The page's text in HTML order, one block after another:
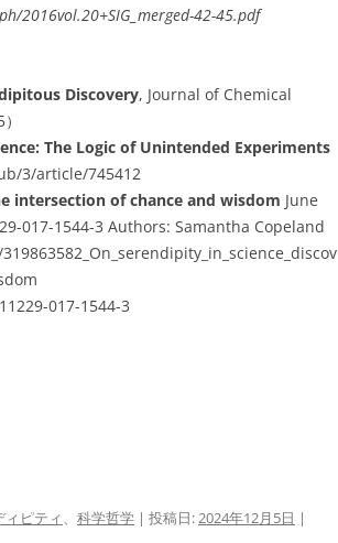
2016vol.20+SIG_merged-42-45.pdf
Discovery, Journal of Chemical
The Logic of Unintended Experiments
3/article/745412
intersection of chance and wisdom June
017-1544-3 Authors: Samantha Copeland
017-1544-3
ィピティ、 科学哲学 | 投稿日:2024年12月5日 |